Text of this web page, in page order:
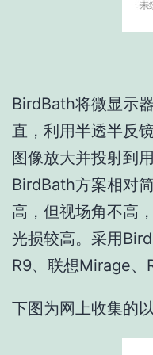
BirdBath将微显示
直，利用半透半反
图像放大并投射到
BirdBath方案相对
高，但视场角不高
光损较高。采用
R9、联想Mirage、
下图为网上收集的